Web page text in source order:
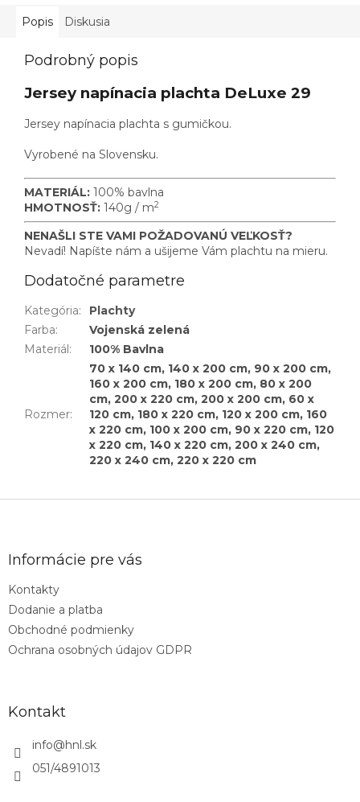
Popis Diskusia
Podrobný popis
Jersey napínacia plachta DeLuxe 29
Jersey napínacia plachta s gumičkou.
Vyrobené na Slovensku.
MATERIÁL: 100% bavlna
HMOTNOSŤ: 140g / m2
NENAŠLI STE VAMI POŽADOVANÚ VEĽKOSŤ?
Nevadí! Napíšte nám a ušijeme Vám plachtu na mieru.
Dodatočné parametre
Kategória:
Plachty
Farba:
Vojenská zelená
Materiál: 100% Bavlna
Rozmer:
70 x 140 cm, 140 x 200 cm, 90 x 200 cm,
160 x 200 cm, 180 x 200 cm, 80 x 200
cm, 200 x 220 cm, 200 x 200 cm, 60 x
120 cm, 180 x 220 cm, 120 x 200 cm, 160
x 220 cm, 100 x 200 cm, 90 x 220 cm, 120
x 220 cm, 140 x 220 cm, 200 x 240 cm,
220 x 240 cm, 220 x 220 cm
Informácie pre vás
Kontakty
Dodanie a platba
Obchodné podmienky
Ochrana osobných údajov GDPR
Kontakt
info@hnl.sk
051/4891013